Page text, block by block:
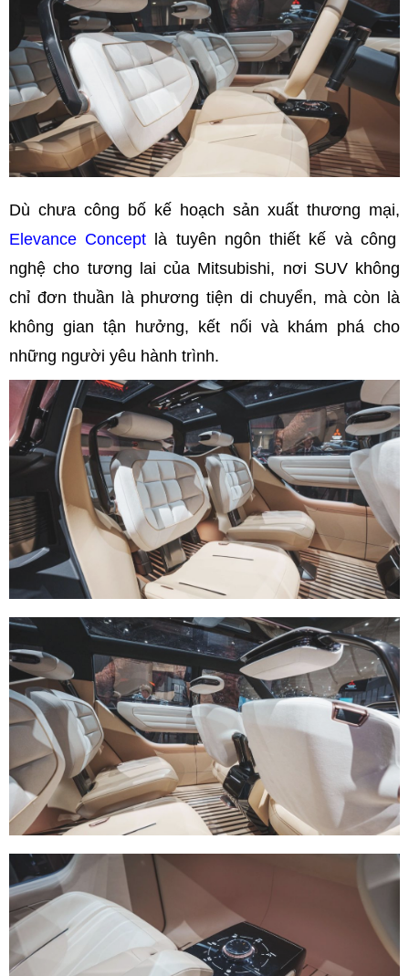
Dù chưa công bố kế hoạch sản xuất thương mại,
Elevance Concept là tuyên ngôn thiết kế và công
nghệ cho tương lai của Mitsubishi, nơi SUV không
chỉ đơn thuần là phương tiện di chuyển, mà còn là
không gian tận hưởng, kết nối và khám phá cho
những người yêu hành trình.